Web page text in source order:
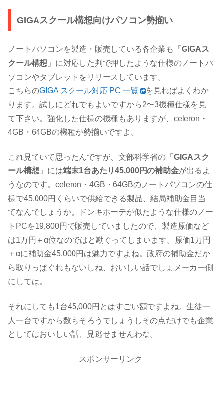
GIGAスクール構想向けパソコン勢揃い
ノートパソコンを製造・販売している各企業も「 GIGAス
クール構想 」に対応した判で押したような仕様のノートパ
ソコンやタブレットをリリースしています。
こちらのGIGA スクール対応 PC 一覧
を見ればよくわか
ります。試しにどれでもよいですから2〜3機種仕様を見
て下さい。強化した仕様の機種もありますが、celeron・
4GB・64GBの機種が勢揃いですよ。
これ見ていて思ったんですが、文部科学省の「 GIGAスク
ール構想 」には端末1台あたり45,000円の補助金が出るよ
うなのです。celeron・4GB・64GBのノートパソコンの仕
様で45,000円くらいで供給できる製品、結局補助金目当
てなんでしょうか。ドンキホーテが似たような仕様のノー
トPCを19,800円で販売していましたので、製造原価など
は1万円＋α位なのではと勘ぐってしまいます。原価1万円
＋αに補助金45,000円は魅力ですよね。政府の補助金だか
ら取りっぱぐれもないしね、おいしい話でしょメーカー側
にしては。
それにしても1台45,000円とはすごい額ですよね。生徒一
人一台ですから数もそろうでしょうしその点だけでも企業
としてはおいしい話、見逃せませんわな。
スポンサーリンク